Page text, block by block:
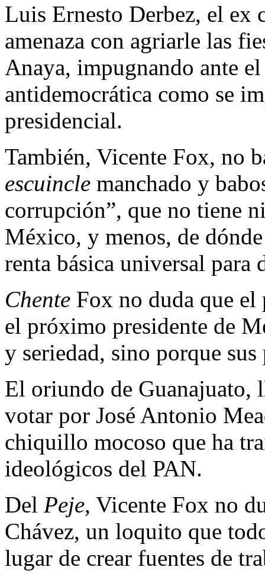
Luis Ernesto Derbez, el ex
amenaza con agriarle las
Anaya, impugnando ante
antidemocrática como se
presidencial.
También, Vicente Fox, no
escuincle manchado y
corrupción”, que no tiene
México, y menos, de
renta básica universal para
Chente Fox no duda que el
el próximo presidente de
y seriedad, sino porque sus
El oriundo de Guanajuato,
votar por José Antonio
chiquillo mocoso que ha
ideológicos del PAN.
Del Peje, Vicente Fox no
Chávez, un loquito que
lugar de crear fuentes de